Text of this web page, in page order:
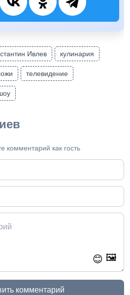
Ивлев кулинария
телевидение
комментарий как гость
😊 🖼️
комментарий